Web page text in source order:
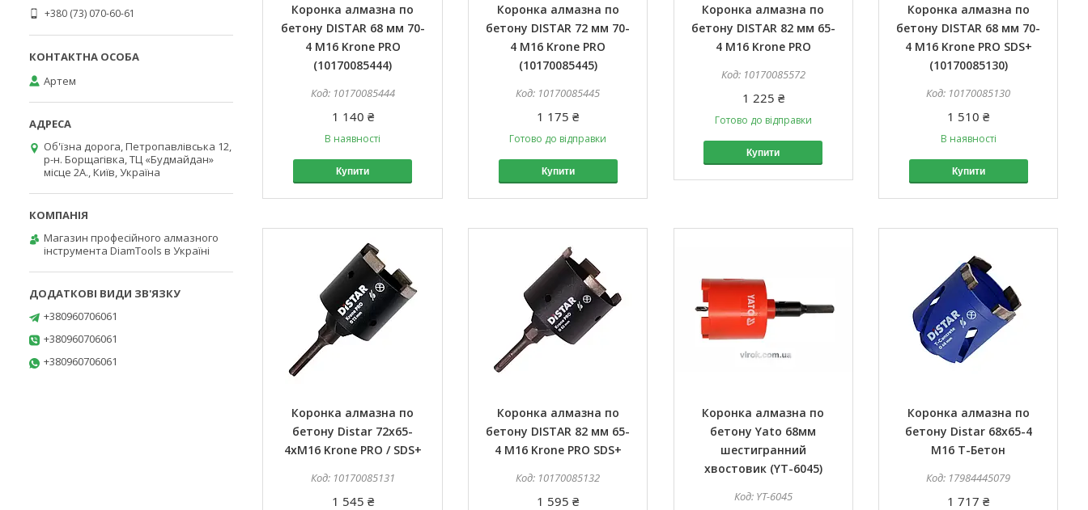
Коронка алмазна по
бетону DISTAR 68 мм 70-
4 M16 Krone PRO
(10170085444)
10170085444
1 140 ₴
В наявності
Купити
Коронка алмазна по
бетону DISTAR 72 мм 70-
4 M16 Krone PRO
(10170085445)
10170085445
1 175 ₴
Готово до відправки
Купити
Коронка алмазна по
бетону DISTAR 82 мм 65-
4 M16 Krone PRO
10170085572
1 225 ₴
Готово до відправки
Купити
Коронка алмазна по
бетону DISTAR 68 мм 70-
4 M16 Krone PRO SDS+
(10170085130)
10170085130
1 510 ₴
В наявності
Купити
Коронка алмазна по
бетону Distar 72x65-
4xM16 Krone PRO / SDS+
10170085131
1 545 ₴
Коронка алмазна по
бетону DISTAR 82 мм 65-
4 M16 Krone PRO SDS+
10170085132
1 595 ₴
Коронка алмазна по
бетону Yato 68мм
шестигранний
хвостовик (YT-6045)
YT-6045
Коронка алмазна по
бетону Distar 68x65-4
М16 Т-Бетон
17984445079
1 717 ₴
+380 (73) 070-60-61
Артем
Об'їзна дорога, Петропавлівська 12,
р-н. Борщагівка, ТЦ «Будмайдан»
місце 2А., Київ, Україна
Магазин професійного алмазного
інструмента DiamTools в Україні
+380960706061
+380960706061
+380960706061